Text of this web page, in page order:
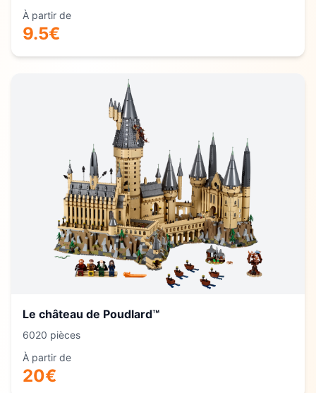
À partir de
9.5€
Le château de Poudlard™
6020 pièces
À partir de
20€